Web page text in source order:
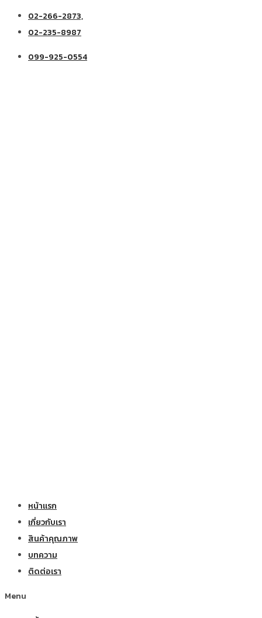
02-266-2873,
02-235-8987
099-925-0554
หน้าแรก
เกี่ยวกับเรา
สินค้าคุณภาพ
บทความ
ติดต่อเรา
Menu